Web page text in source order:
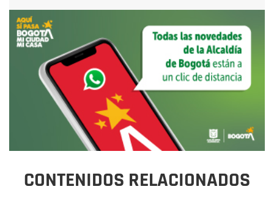
CONTENIDOS RELACIONADOS